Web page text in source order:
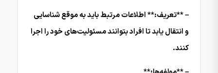
– **تعریف:** اطلاعات مرتبط باید به موقع شناسایی
و انتقال یابد تا افراد بتوانند مسئولیت‌های خود را اجرا
کنند.